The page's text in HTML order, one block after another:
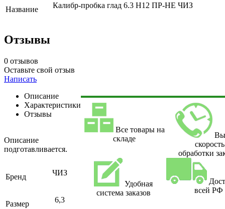
Название Калибр-пробка глад 6.3 Н12 ПР-НЕ ЧИЗ
Отзывы
0 отзывов
Оставьте свой отзыв
Написать
Описание
Характеристики
Отзывы
Описание
подготавливается.
Бренд ЧИЗ
Размер 6,3
Все товары на
складе
скорость
обработки
Удобная
система заказов
всей РФ